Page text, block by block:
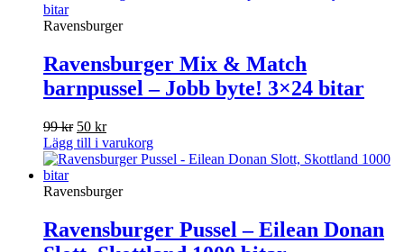
Ravensburger
Ravensburger Mix & Match
barnpussel – Jobb byte! 3×24 bitar
99kr Det
ursprungliga
priset
99 kr.
50 krDet
nuvarande
priset
50 kr.
Lägg till i varukorg
Ravensburger
Ravensburger Pussel – Eilean Donan